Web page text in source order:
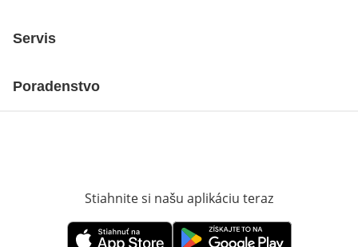
Servis
Poradenstvo
Stiahnite si našu aplikáciu teraz